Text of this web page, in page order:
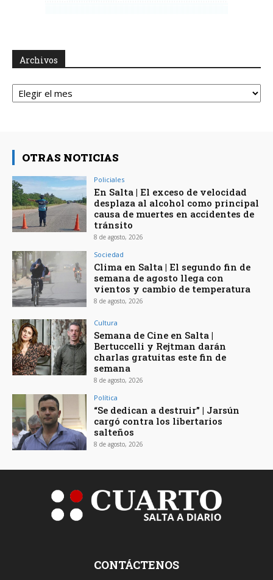
Archivos
Archivos
OTRAS NOTICIAS
Policiales
En Salta | El exceso de velocidad
desplaza al alcohol como principal
causa de muertes en accidentes de
tránsito
8 de agosto, 2026
Sociedad
Clima en Salta | El segundo fin de
semana de agosto llega con
vientos y cambio de temperatura
8 de agosto, 2026
Cultura
Semana de Cine en Salta |
Bertuccelli y Rejtman darán
charlas gratuitas este fin de
semana
8 de agosto, 2026
Política
“Se dedican a destruir” | Jarsún
cargó contra los libertarios
salteños
8 de agosto, 2026
CONTÁCTENOS